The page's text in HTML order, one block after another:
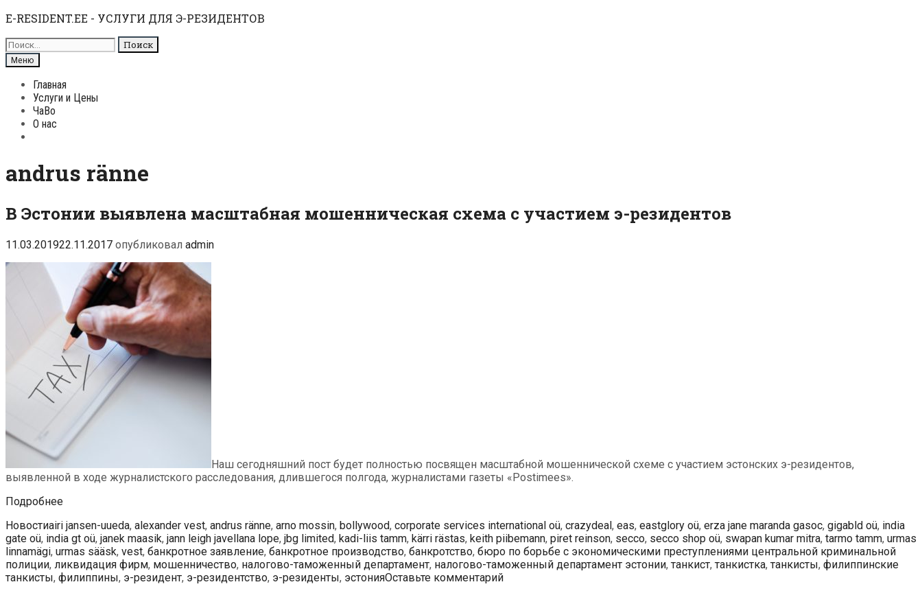
Перейти
содержимому
E-RESIDENT.EE - УСЛУГИ ДЛЯ Э-РЕЗИДЕНТОВ
Поиск
для:
Поиск
Меню
Главная
Услуги и Цены
ЧаВо
О нас
andrus ränne
В Эстонии выявлена масштабная мошенническая схема с участием э-резидентов
11.03.201922.11.2017 опубликовал admin
Наш сегодняшний пост будет полностью посвящен масштабной мошеннической схеме с участием эстонских э-резидентов,
выявленной в ходе журналистского расследования, длившегося полгода, журналистами газеты «Postimees».
ПодробнееВ
выявлена
масштабная
мошенническая
схема
с
Рубрики
НовостиМетки
airi jansen-uueda, alexander vest, andrus ränne, arno mossin, bollywood, corporate services international oü, crazydeal, eas, eastglory oü, erza jane maranda gasoc, gigabld oü, india
gate oü, india gt oü, janek maasik, jann leigh javellana lope, jbg limited, kadi-liis tamm, kärri rästas, keith piibemann, piret reinson, secco, secco shop oü, swapan kumar mitra, tarmo tamm, urmas
linnamägi, urmas sääsk, vest, банкротное заявление, банкротное производство, банкротство, бюро по борьбе с экономическими преступлениями центральной криминальной
полиции, ликвидация фирм, мошенничество, налогово-таможенный департамент, налогово-таможенный департамент эстонии, танкист, танкистка, танкисты, филиппинские
танкисты, филиппины, э-резидент, э-резидентство, э-резиденты, эстонияОставьте комментарий